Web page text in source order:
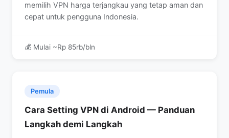
memilih VPN harga terjangkau yang tetap aman dan
cepat untuk pengguna Indonesia.
💰 Mulai ~Rp 85rb/bln
Pemula
Cara Setting VPN di Android — Panduan
Langkah demi Langkah